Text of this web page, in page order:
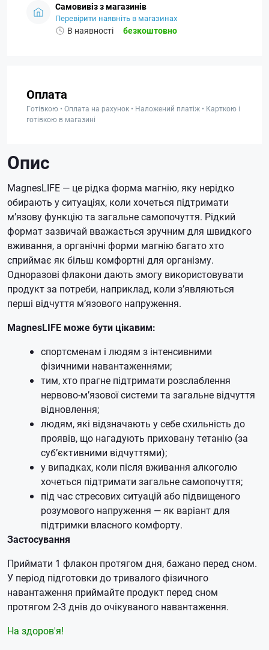
Самовивіз з магазинів
Перевірити наявніть в магазинах
В наявності безкоштовно
Оплата
Готівкою • Оплата на рахунок • Наложений платіж • Карткою і
готівкою в магазині
Опис
MagnesLIFE — це рідка форма магнію, яку нерідко
обирають у ситуаціях, коли хочеться підтримати
м’язову функцію та загальне самопочуття. Рідкий
формат зазвичай вважається зручним для швидкого
вживання, а органічні форми магнію багато хто
сприймає як більш комфортні для організму.
Одноразові флакони дають змогу використовувати
продукт за потреби, наприклад, коли з’являються
перші відчуття м’язового напруження.
MagnesLIFE може бути цікавим:
спортсменам і людям з інтенсивними
фізичними навантаженнями;
тим, хто прагне підтримати розслаблення
нервово-м’язової системи та загальне відчуття
відновлення;
людям, які відзначають у себе схильність до
проявів, що нагадують приховану тетанію (за
суб’єктивними відчуттями);
у випадках, коли після вживання алкоголю
хочеться підтримати загальне самопочуття;
під час стресових ситуацій або підвищеного
розумового напруження — як варіант для
підтримки власного комфорту.
Застосування
Приймати 1 флакон протягом дня, бажано перед сном.
У період підготовки до тривалого фізичного
навантаження приймайте продукт перед сном
протягом 2-3 днів до очікуваного навантаження.
На здоров'я!